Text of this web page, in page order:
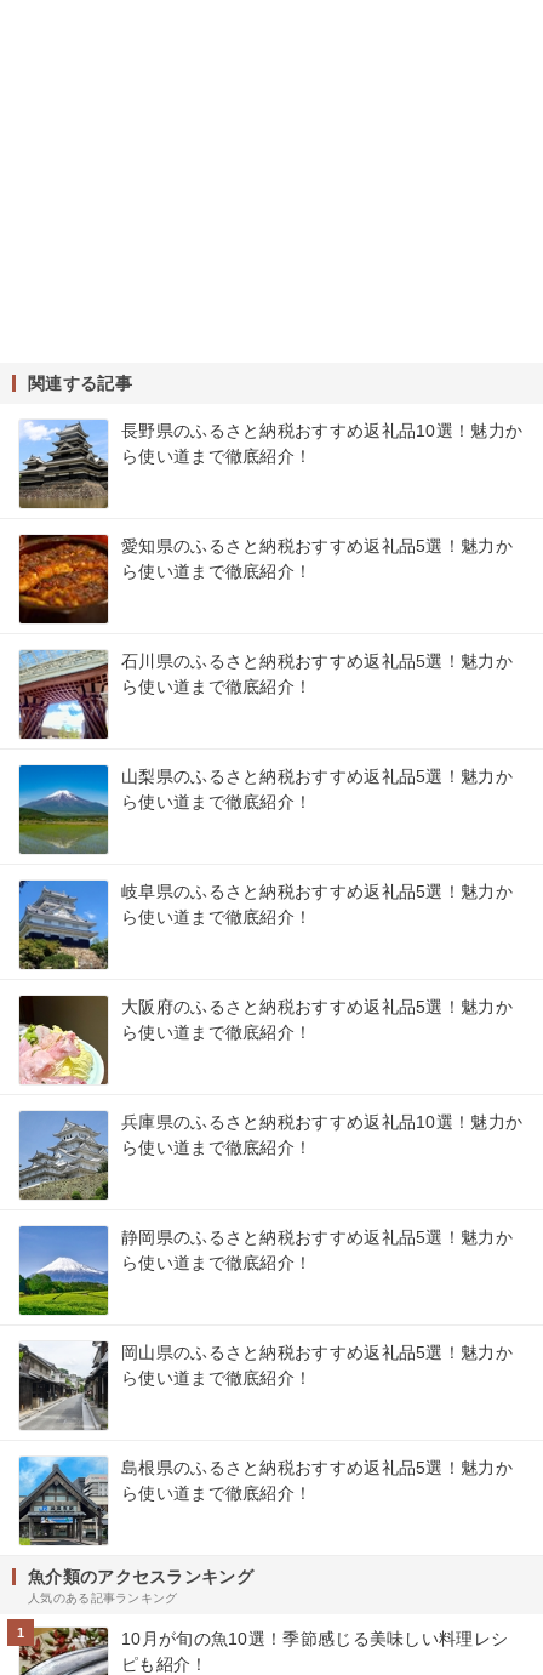
関連する記事
長野県のふるさと納税おすすめ返礼品10選！魅力か
ら使い道まで徹底紹介！
愛知県のふるさと納税おすすめ返礼品5選！魅力か
ら使い道まで徹底紹介！
石川県のふるさと納税おすすめ返礼品5選！魅力か
ら使い道まで徹底紹介！
山梨県のふるさと納税おすすめ返礼品5選！魅力か
ら使い道まで徹底紹介！
岐阜県のふるさと納税おすすめ返礼品5選！魅力か
ら使い道まで徹底紹介！
大阪府のふるさと納税おすすめ返礼品5選！魅力か
ら使い道まで徹底紹介！
兵庫県のふるさと納税おすすめ返礼品10選！魅力か
ら使い道まで徹底紹介！
静岡県のふるさと納税おすすめ返礼品5選！魅力か
ら使い道まで徹底紹介！
岡山県のふるさと納税おすすめ返礼品5選！魅力か
ら使い道まで徹底紹介！
島根県のふるさと納税おすすめ返礼品5選！魅力か
ら使い道まで徹底紹介！
魚介類のアクセスランキング
人気のある記事ランキング
1
10月が旬の魚10選！季節感じる美味しい料理レシ
ピも紹介！